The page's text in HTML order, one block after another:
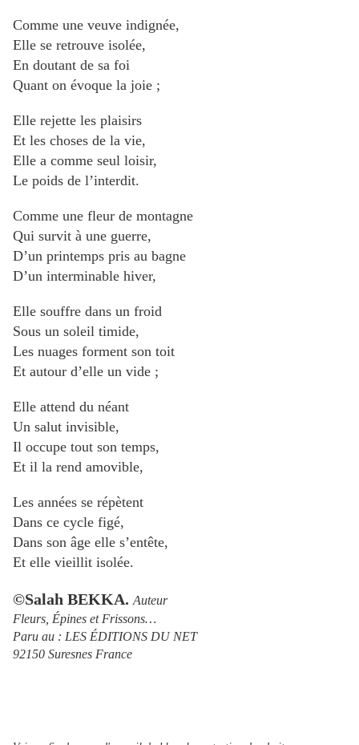
Comme une veuve indignée,
Elle se retrouve isolée,
En doutant de sa foi
Quant on évoque la joie ;
Elle rejette les plaisirs
Et les choses de la vie,
Elle a comme seul loisir,
Le poids de l’interdit.
Comme une fleur de montagne
Qui survit à une guerre,
D’un printemps pris au bagne
D’un interminable hiver,
Elle souffre dans un froid
Sous un soleil timide,
Les nuages forment son toit
Et autour d’elle un vide ;
Elle attend du néant
Un salut invisible,
Il occupe tout son temps,
Et il la rend amovible,
Les années se répètent
Dans ce cycle figé,
Dans son âge elle s’entête,
Et elle vieillit isolée.
©Salah BEKKA. Auteur
Fleurs, Épines et Frissons…
Paru au : LES ÉDITIONS DU NET
92150 Suresnes France